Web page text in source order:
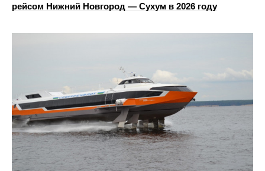
рейсом Нижний Новгород — Сухум в 2026 году